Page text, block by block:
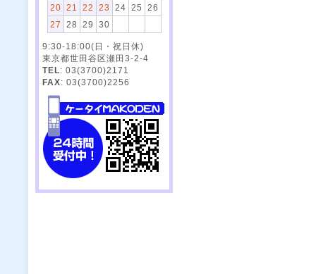
20
21 22 23 24 25
26
27
28 29 30
9:30-18:00(日・祝日休)
東京都世田谷区瀬田3-2-4
TEL: 03(3700)2171
FAX: 03(3700)2256